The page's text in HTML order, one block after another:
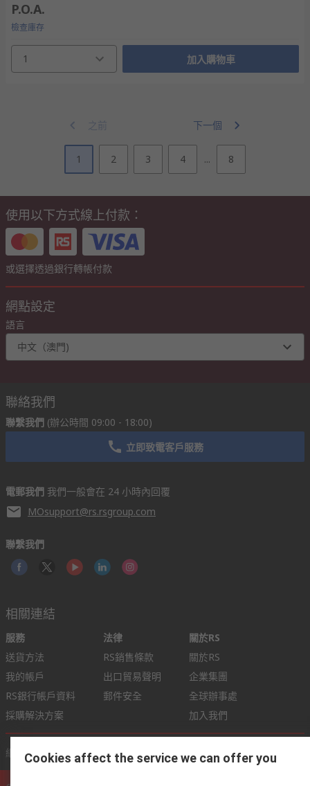
P.O.A.
檢查庫存
1 加入購物車
之前 下一個
1 2 3 4 ... 8
使用以下方式線上付款：
或選擇透過銀行轉帳付款
網點設定
語言
中文（澳門)
聯絡我們
聯繫我們 (辦公時間 09:00 - 18:00)
立即致電客戶服務
電郵我們 我們一般會在 24 小時內回覆
MOsupport@rs.rsgroup.com
聯繫我們
相關連結
服務
送貨方法
我的帳戶
RS銀行帳戶資料
採購解決方案
法律
RS銷售條款
出口貿易聲明
郵件安全
關於RS
關於RS
企業集團
全球辦事處
加入我們
網站條款 銷售條件 隱私權政策 Cookie 政策
Cookies affect the service we can offer you